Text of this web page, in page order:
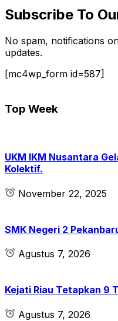
Subscribe To
No spam, notifications
updates.
[mc4wp_form id=587]
Top Week
UKM IKM Nusantara
Kolektif.
November 22, 2025
SMK Negeri 2
Agustus 7, 2026
Kejati Riau Tetapkan 9
Agustus 7, 2026